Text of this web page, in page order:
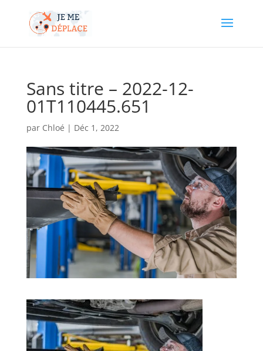
Sans titre – 2022-12-
01T110445.651
par Chloé | Déc 1, 2022